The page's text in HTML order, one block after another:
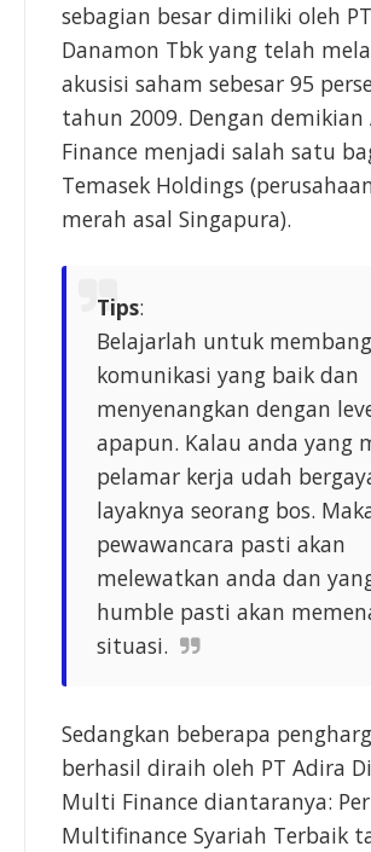
sebagian besar dimiliki oleh
Danamon Tbk yang telah
akusisi saham sebesar 95
tahun 2009. Dengan demikian
Finance menjadi salah satu
Temasek Holdings
merah asal Singapura).
Tips:
Belajarlah untuk
komunikasi yang baik dan
menyenangkan dengan
apapun. Kalau anda yang
pelamar kerja udah
layaknya seorang bos.
pewawancara pasti akan
melewatkan anda dan
humble pasti akan
situasi.
Sedangkan beberapa
berhasil diraih oleh PT Adira
Multi Finance diantaranya:
Multifinance Syariah Terbaik